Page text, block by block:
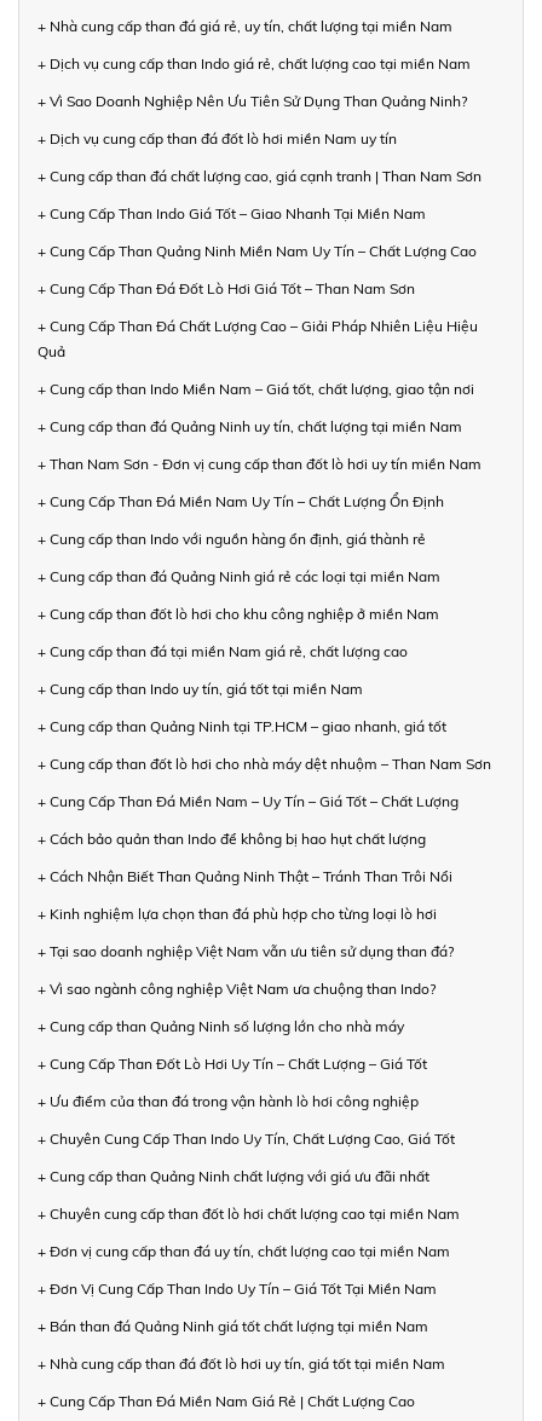
+ Nhà cung cấp than đá giá rẻ, uy tín, chất lượng tại miền Nam
+ Dịch vụ cung cấp than Indo giá rẻ, chất lượng cao tại miền Nam
+ Vì Sao Doanh Nghiệp Nên Ưu Tiên Sử Dụng Than Quảng Ninh?
+ Dịch vụ cung cấp than đá đốt lò hơi miền Nam uy tín
+ Cung cấp than đá chất lượng cao, giá cạnh tranh | Than Nam Sơn
+ Cung Cấp Than Indo Giá Tốt – Giao Nhanh Tại Miền Nam
+ Cung Cấp Than Quảng Ninh Miền Nam Uy Tín – Chất Lượng Cao
+ Cung Cấp Than Đá Đốt Lò Hơi Giá Tốt – Than Nam Sơn
+ Cung Cấp Than Đá Chất Lượng Cao – Giải Pháp Nhiên Liệu Hiệu
Quả
+ Cung cấp than Indo Miền Nam – Giá tốt, chất lượng, giao tận nơi
+ Cung cấp than đá Quảng Ninh uy tín, chất lượng tại miền Nam
+ Than Nam Sơn - Đơn vị cung cấp than đốt lò hơi uy tín miền Nam
+ Cung Cấp Than Đá Miền Nam Uy Tín – Chất Lượng Ổn Định
+ Cung cấp than Indo với nguồn hàng ổn định, giá thành rẻ
+ Cung cấp than đá Quảng Ninh giá rẻ các loại tại miền Nam
+ Cung cấp than đốt lò hơi cho khu công nghiệp ở miền Nam
+ Cung cấp than đá tại miền Nam giá rẻ, chất lượng cao
+ Cung cấp than Indo uy tín, giá tốt tại miền Nam
+ Cung cấp than Quảng Ninh tại TP.HCM – giao nhanh, giá tốt
+ Cung cấp than đốt lò hơi cho nhà máy dệt nhuộm – Than Nam Sơn
+ Cung Cấp Than Đá Miền Nam – Uy Tín – Giá Tốt – Chất Lượng
+ Cách bảo quản than Indo để không bị hao hụt chất lượng
+ Cách Nhận Biết Than Quảng Ninh Thật – Tránh Than Trôi Nổi
+ Kinh nghiệm lựa chọn than đá phù hợp cho từng loại lò hơi
+ Tại sao doanh nghiệp Việt Nam vẫn ưu tiên sử dụng than đá?
+ Vì sao ngành công nghiệp Việt Nam ưa chuộng than Indo?
+ Cung cấp than Quảng Ninh số lượng lớn cho nhà máy
+ Cung Cấp Than Đốt Lò Hơi Uy Tín – Chất Lượng – Giá Tốt
+ Ưu điểm của than đá trong vận hành lò hơi công nghiệp
+ Chuyên Cung Cấp Than Indo Uy Tín, Chất Lượng Cao, Giá Tốt
+ Cung cấp than Quảng Ninh chất lượng với giá ưu đãi nhất
+ Chuyên cung cấp than đốt lò hơi chất lượng cao tại miền Nam
+ Đơn vị cung cấp than đá uy tín, chất lượng cao tại miền Nam
+ Đơn Vị Cung Cấp Than Indo Uy Tín – Giá Tốt Tại Miền Nam
+ Bán than đá Quảng Ninh giá tốt chất lượng tại miền Nam
+ Nhà cung cấp than đá đốt lò hơi uy tín, giá tốt tại miền Nam
+ Cung Cấp Than Đá Miền Nam Giá Rẻ | Chất Lượng Cao